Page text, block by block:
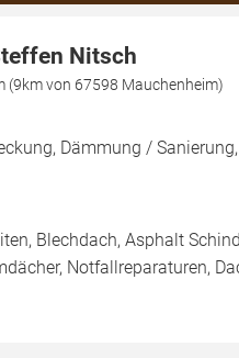
Nitsch
(9km von 67598 Mauchenheim)
Dämmung /
Blechdach, Asphalt
Notfallreparaturen,